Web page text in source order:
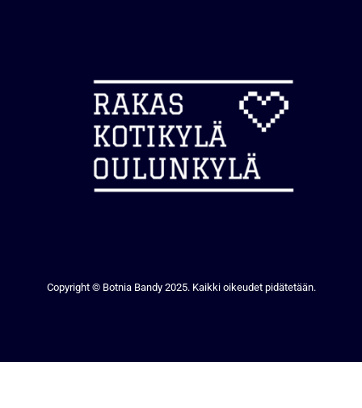
Copyright © Botnia Bandy 2025. Kaikki oikeudet pidätetään.